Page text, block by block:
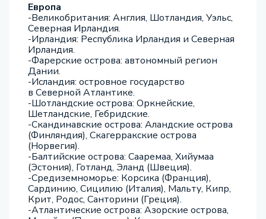
Европа
-Великобритания: Англия, Шотландия, Уэльс,
Северная Ирландия.
-Ирландия: Республика Ирландия и Северная
Ирландия.
-Фарерские острова: автономный регион
Дании.
-Исландия: островное государство
в Северной Атлантике.
-Шотландские острова: Оркнейские,
Шетландские, Гебридские.
-Скандинавские острова: Аландские острова
(Финляндия), Скагерракские острова
(Норвегия).
-Балтийские острова: Сааремаа, Хийумаа
(Эстония), Готланд, Эланд (Швеция).
-Средиземноморье: Корсика (Франция),
Сардинию, Сицилию (Италия), Мальту, Кипр,
Крит, Родос, Санторини (Греция).
-Атлантические острова: Азорские острова,